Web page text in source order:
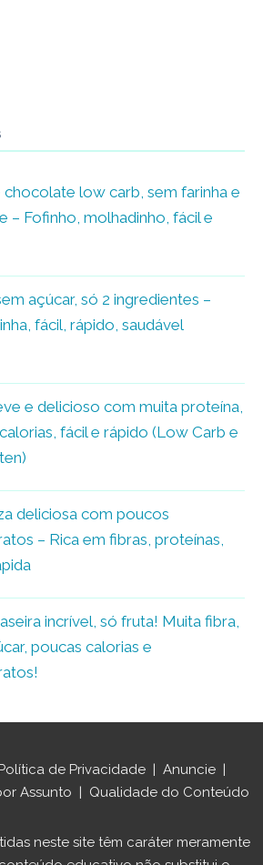
low carb, sem farinha e
– Fofinho, molhadinho, fácil e
açúcar, só 2 ingredientes –
fácil, rápido, saudável
e delicioso com muita proteína,
fácil e rápido (Low Carb e
deliciosa com poucos
– Rica em fibras, proteínas,
incrível, só fruta! Muita fibra,
poucas calorias e
de Privacidade | Anuncie |
Assunto | Qualidade do Conteúdo
neste site têm caráter meramente